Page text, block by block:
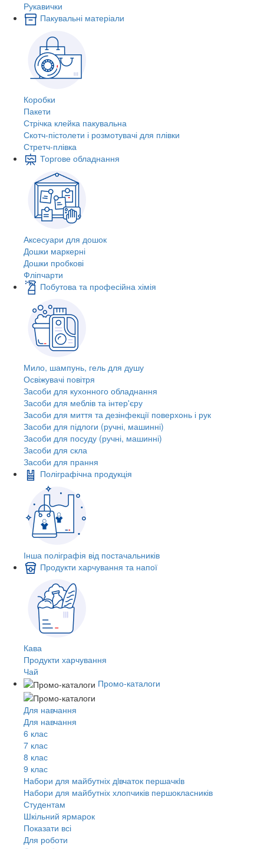
Рукавички
Пакувальні матеріали
Коробки
Пакети
Стрічка клейка пакувальна
Скотч-пістолети і розмотувачі для плівки
Стретч-плівка
Торгове обладнання
Аксесуари для дошок
Дошки маркерні
Дошки пробкові
Фліпчарти
Побутова та професійна хімія
Мило, шампунь, гель для душу
Освіжувачі повітря
Засоби для кухонного обладнання
Засоби для меблів та інтер'єру
Засоби для миття та дезінфекції поверхонь і рук
Засоби для підлоги (ручні, машинні)
Засоби для посуду (ручні, машинні)
Засоби для скла
Засоби для прання
Поліграфічна продукція
Інша поліграфія від постачальників
Продукти харчування та напої
Кава
Продукти харчування
Чай
Промо-каталоги
Для навчання
Для навчання
6 клас
7 клас
8 клас
9 клас
Набори для майбутніх дiвчаток першачкiв
Набори для майбутніх хлопчиків першокласників
Студентам
Шкільний ярмарок
Показати всі
Для роботи